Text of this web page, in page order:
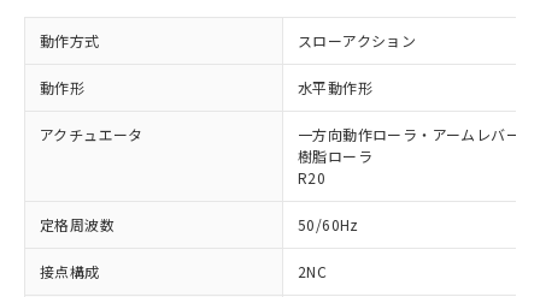
動作方式 スローアクション
動作形 水平動作形
アクチュエータ
一方向動作ローラ・アームレバー
樹脂ローラ
R20
定格周波数 50/60Hz
接点構成 2NC